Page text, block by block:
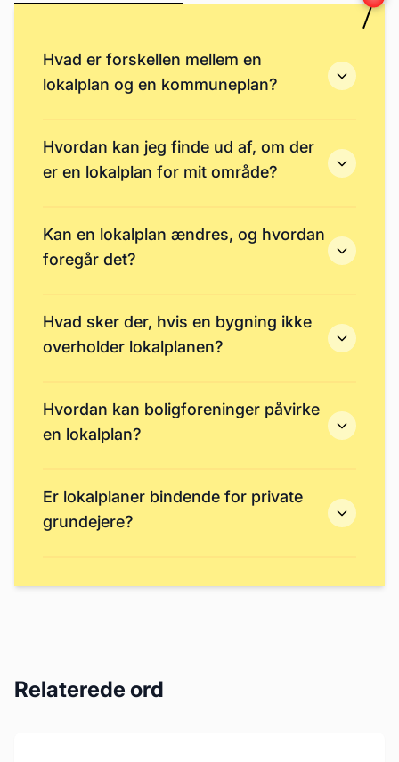
Hvad er forskellen mellem en
lokalplan og en kommuneplan?
Hvordan kan jeg finde ud af, om der
er en lokalplan for mit område?
Kan en lokalplan ændres, og hvordan
foregår det?
Hvad sker der, hvis en bygning ikke
overholder lokalplanen?
Hvordan kan boligforeninger påvirke
en lokalplan?
Er lokalplaner bindende for private
grundejere?
Relaterede ord